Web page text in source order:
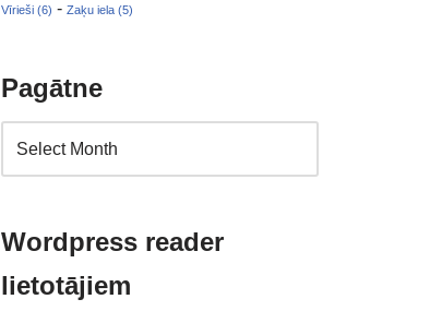
Vīrieši (6) - Zaķu iela (5)
Pagātne
Wordpress reader
lietotājiem